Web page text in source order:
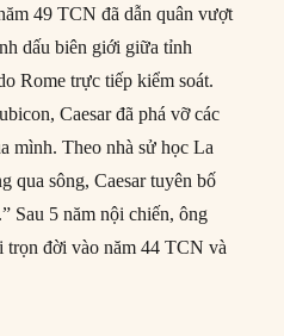
49 TCN đã dẫn quân vượt
dấu biên giới giữa tỉnh
Rome trực tiếp kiểm soát.
Caesar đã phá vỡ các
mình. Theo nhà sử học La
qua sông, Caesar tuyên bố
Sau 5 năm nội chiến, ông
trọn đời vào năm 44 TCN và